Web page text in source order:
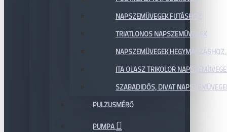
NAPSZEMÜVEGEK FUTÁSHOZ
TRIATLONOS NAPSZEMÜVEGEK
NAPSZEMÜVEGEK
ITA OLASZ TRIKOLOR
SZABADIDŐS, DIVAT
PULZUSMÉRŐ
PUMPA